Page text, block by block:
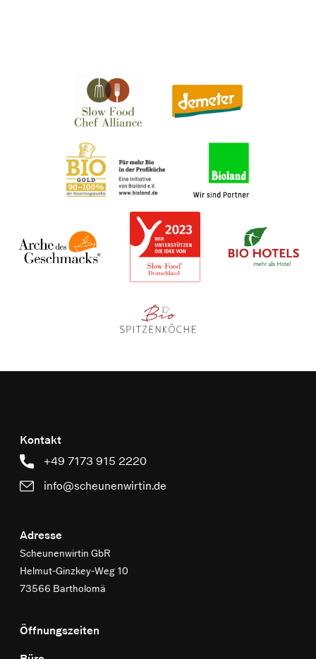
Kontakt
+49 7173 915 2220
info@scheunenwirtin.de
Adresse
Scheunenwirtin GbR
Helmut-Ginzkey-Weg 10
73566 Bartholomä
Öffnungszeiten